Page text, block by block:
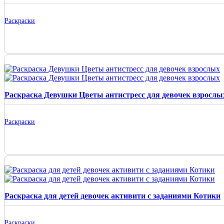
Раскраски
Раскраска Девушки Цветы антистресс для девочек
Раскраски
Раскраска для детей девочек активити с заданиями Котики